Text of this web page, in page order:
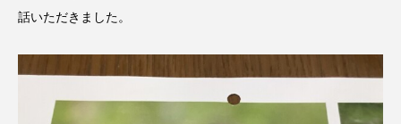
DEPARTURES
HAMNET
HONEY FM
話いただきました。